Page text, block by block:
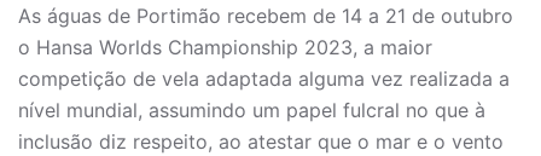
As águas de Portimão recebem de 14 a 21 de outubro
o Hansa Worlds Championship 2023, a maior
competição de vela adaptada alguma vez realizada a
nível mundial, assumindo um papel fulcral no que à
inclusão diz respeito, ao atestar que o mar e o vento